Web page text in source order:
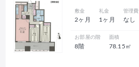
敷金
2ヶ月
礼金
1ヶ月
管理費
なし
お部屋の階
8階
面積
78.15㎡